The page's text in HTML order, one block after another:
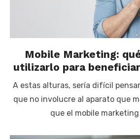
Mobile Marketing:
utilizarlo para
A estas alturas, sería difícil
que no involucre al aparato que
que el mobile marketing